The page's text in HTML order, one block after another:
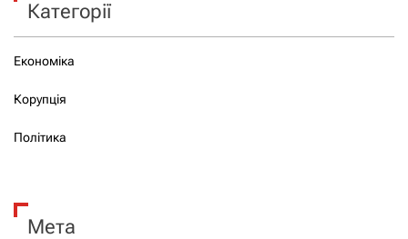
Категорії
Економіка
Корупція
Політика
Мета